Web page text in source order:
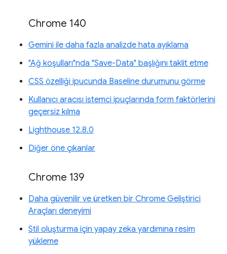
Chrome 140
Gemini ile daha fazla analizde hata ayıklama
"Ağ koşulları"nda "Save-Data" başlığını taklit etme
CSS özelliği ipucunda Baseline durumunu görme
Kullanıcı aracısı istemci ipuçlarında form faktörlerini
geçersiz kılma
Lighthouse 12.8.0
Diğer öne çıkanlar
Chrome 139
Daha güvenilir ve üretken bir Chrome Geliştirici
Araçları deneyimi
Stil oluşturma için yapay zeka yardımına resim
yükleme